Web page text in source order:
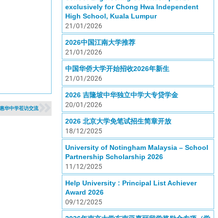
华中学莅访交流
exclusively for Chong Hwa Independent
High School, Kuala Lumpur
21/01/2026
2026中国江南大学推荐
21/01/2026
中国华侨大学开始招收2026年新生
21/01/2026
2026 吉隆坡中华独立中学大专贷学金
20/01/2026
2026 北京大学免笔试招生简章开放
18/12/2025
University of Notingham Malaysia – School
Partnership Scholarship 2026
11/12/2025
Help University : Principal List Achiever
Award 2026
09/12/2025